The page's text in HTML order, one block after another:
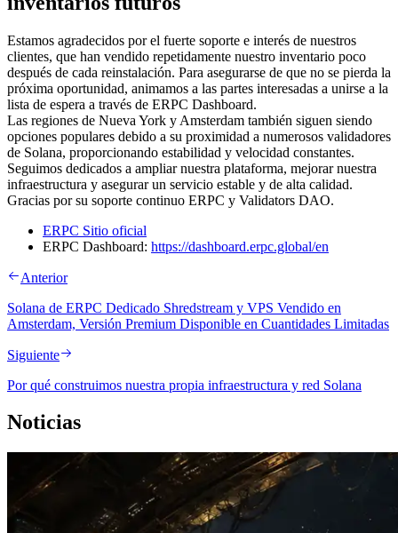
Estamos agradecidos por el fuerte soporte e interés de nuestros
clientes, que han vendido repetidamente nuestro inventario poco
después de cada reinstalación. Para asegurarse de que no se pierda la
próxima oportunidad, animamos a las partes interesadas a unirse a la
lista de espera a través de ERPC Dashboard.
Las regiones de Nueva York y Amsterdam también siguen siendo
opciones populares debido a su proximidad a numerosos validadores
de Solana, proporcionando estabilidad y velocidad constantes.
Seguimos dedicados a ampliar nuestra plataforma, mejorar nuestra
infraestructura y asegurar un servicio estable y de alta calidad.
Gracias por su soporte continuo ERPC y Validators DAO.
ERPC Sitio oficial
ERPC Dashboard: https://dashboard.erpc.global/en
Anterior
Solana de ERPC Dedicado Shredstream y VPS Vendido en
Amsterdam, Versión Premium Disponible en Cuantidades Limitadas
Siguiente
Por qué construimos nuestra propia infraestructura y red Solana
Noticias